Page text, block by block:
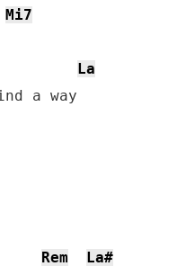
Mi7
La
Rem
La#